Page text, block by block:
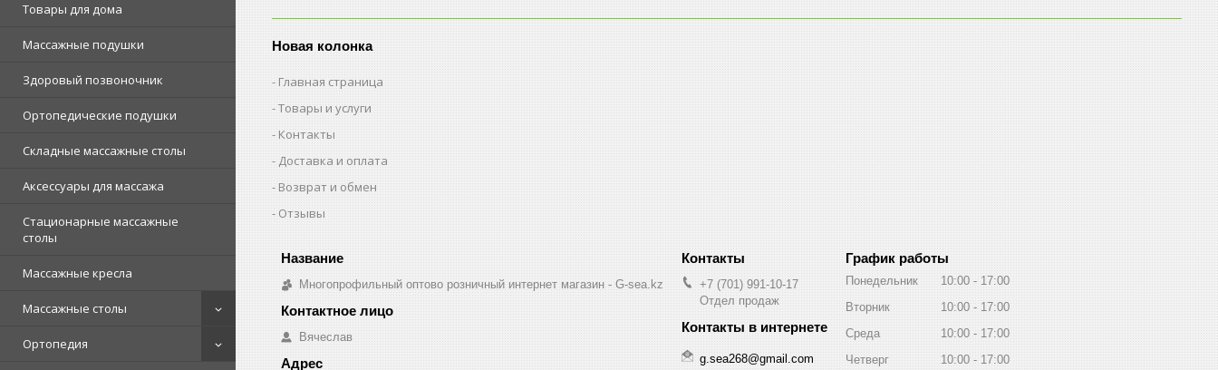
Товары для дома
Массажные подушки
Здоровый позвоночник
Ортопедические подушки
Складные массажные столы
Аксессуары для массажа
Стационарные массажные
столы
Массажные кресла
Массажные столы
Ортопедия
Новая колонка
Главная страница
Товары и услуги
Контакты
Доставка и оплата
Возврат и обмен
Отзывы
Многопрофильный оптово розничный интернет магазин - G-sea.kz
Вячеслав
+7 (701) 991-10-17
Отдел продаж
g.sea268@gmail.com
График работы
Понедельник 10:00
17:00
Вторник
10:00
17:00
Среда
10:00
17:00
Четверг
10:00
17:00